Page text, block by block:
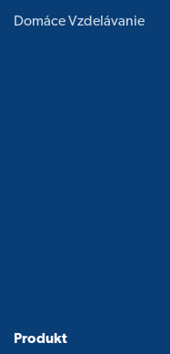
Domáce Vzdelávanie
Produkt